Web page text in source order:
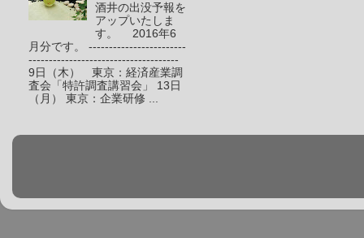
酒井の出没予報を
アップいたしま
す。 2016年6
月分です。 ------------------------
-------------------------------------
9日（木） 東京：経済産業調
査会「特許調査講習会」 13日
（月） 東京：企業研修 ...